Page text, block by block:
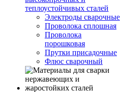
теплоустойчивых сталей
Электроды сварочные
Проволока сплошная
Проволока
порошковая
Прутки присадочные
Флюс сварочный